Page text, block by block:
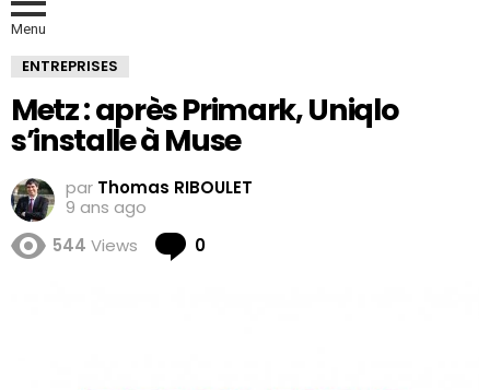
Menu
ENTREPRISES
Metz : après Primark, Uniqlo
s’installe à Muse
par Thomas RIBOULET
9 ans ago
544 Views 0